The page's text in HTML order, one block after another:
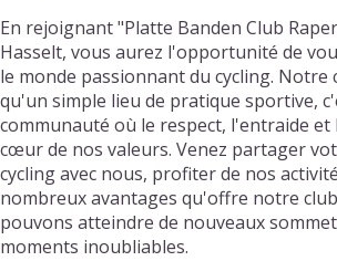
En rejoignant "Platte Banden Club
Hasselt, vous aurez l'opportunité de
le monde passionnant du cycling. Notre
qu'un simple lieu de pratique sportive,
communauté où le respect, l'entraide
cœur de nos valeurs. Venez partager
cycling avec nous, profiter de nos
nombreux avantages qu'offre notre
pouvons atteindre de nouveaux
moments inoubliables.